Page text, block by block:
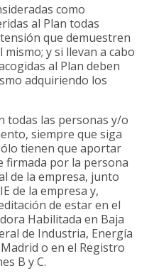
como
al Plan todas
que demuestren
y si llevan a cabo
al Plan deben
adquiriendo los
todas las personas y/o
siempre que siga
tienen que aportar
firmada por la persona
de la empresa, junto
de la empresa y,
de estar en el
Habilitada en Baja
de Industria, Energía
o en el Registro
B y C.